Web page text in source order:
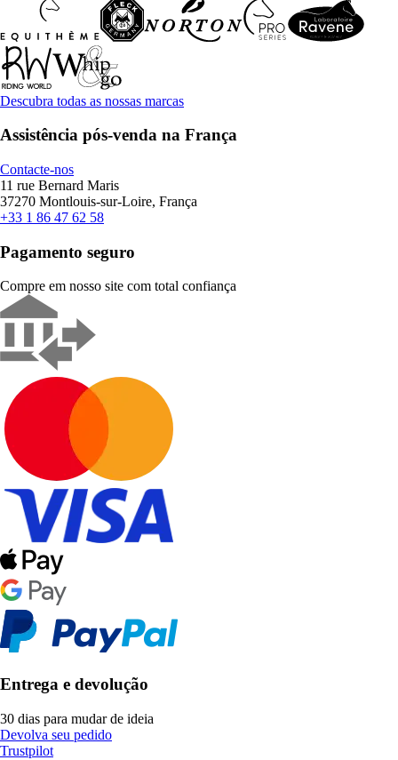
Descubra todas as nossas marcas
Assistência pós-venda na França
Contacte-nos
11 rue Bernard Maris
37270 Montlouis-sur-Loire, França
+33 1 86 47 62 58
Pagamento seguro
Compre em nosso site com total confiança
Entrega e devolução
30 dias para mudar de ideia
Devolva seu pedido
Trustpilot